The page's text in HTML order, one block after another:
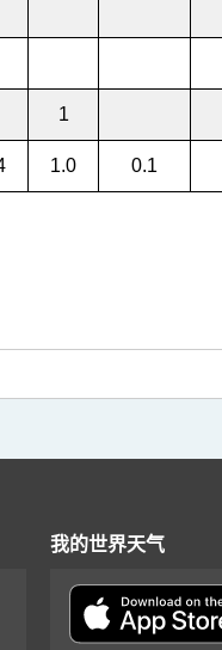
1
1.0 0.1
我的世界天气